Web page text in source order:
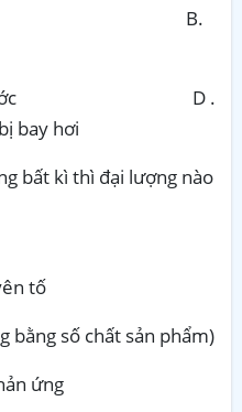
trong đĩa B.
vào nước D .
bay hơi
bất kì thì đại lượng nào
tố
bằng số chất sản phẩm)
ứng